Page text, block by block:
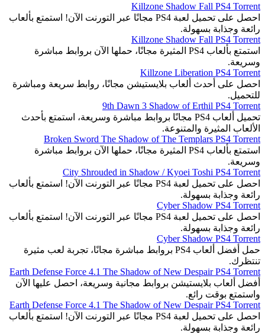
Killzone Shadow Fall PS4 Torrent
احصل على تحميل لعبة PS4 مجانًا عبر التورنت الآن! استمتع بألعاب
رائعة وجذابة بسهولة.
Killzone Shadow Fall PS4 Torrent
استمتع بألعاب PS4 المثيرة مجانًا، حملها الآن بروابط مباشرة
وسريعة.
Killzone Liberation PS4 Torrent
احصل على أحدث ألعاب بلايستيشن مجانًا، روابط سريعة ومباشرة
للتحميل.
9th Dawn 3 Shadow of Erthil PS4 Torrent
تحميل ألعاب PS4 مجانًا بروابط مباشرة وسريعة، استمتع بأحدث
الألعاب المثيرة والمتنوعة.
Broken Sword The Shadow of The Templars PS4 Torrent
استمتع بألعاب PS4 المثيرة مجانًا، حملها الآن بروابط مباشرة
وسريعة.
City Shrouded in Shadow / Kyoei Toshi PS4 Torrent
احصل على تحميل لعبة PS4 مجانًا عبر التورنت الآن! استمتع بألعاب
رائعة وجذابة بسهولة.
Cyber Shadow PS4 Torrent
احصل على تحميل لعبة PS4 مجانًا عبر التورنت الآن! استمتع بألعاب
رائعة وجذابة بسهولة.
Cyber Shadow PS4 Torrent
حمل أفضل ألعاب PS4 بروابط مباشرة مجانًا، تجربة لعب مثيرة
تنتظرك.
Earth Defense Force 4.1 The Shadow of New Despair PS4 Torrent
أفضل ألعاب بلايستيشن بروابط مجانية وسريعة، احصل عليها الآن
واستمتع بوقت رائع.
Earth Defense Force 4.1 The Shadow of New Despair PS4 Torrent
احصل على تحميل لعبة PS4 مجانًا عبر التورنت الآن! استمتع بألعاب
رائعة وجذابة بسهولة.